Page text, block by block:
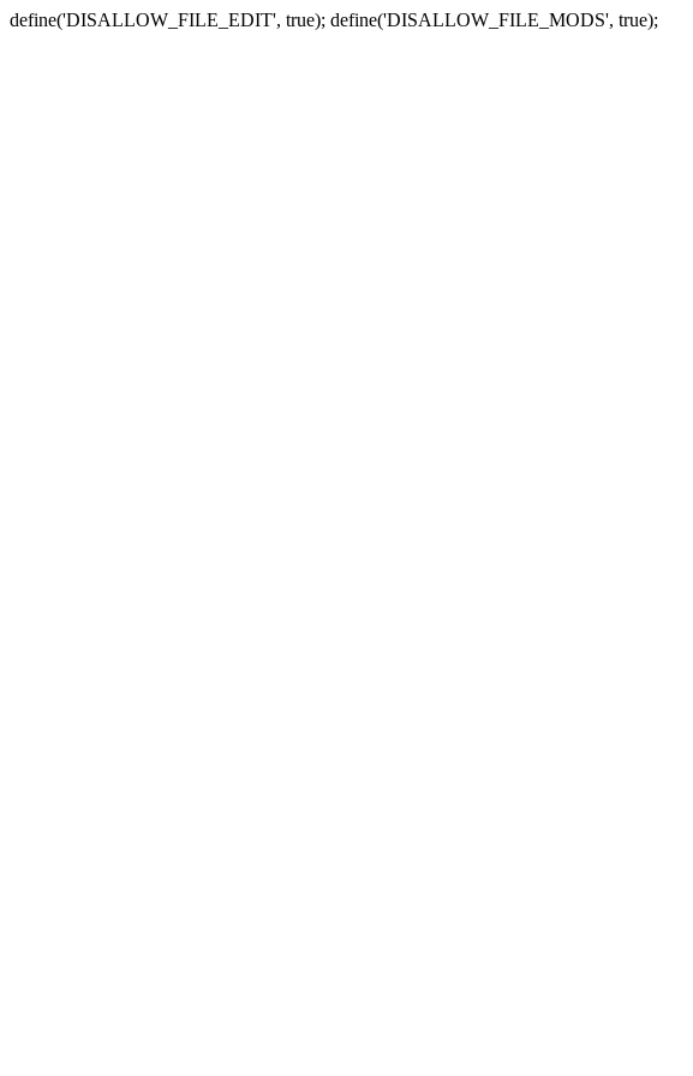
define('DISALLOW_FILE_EDIT', true); define('DISALLOW_FILE_MODS', true);